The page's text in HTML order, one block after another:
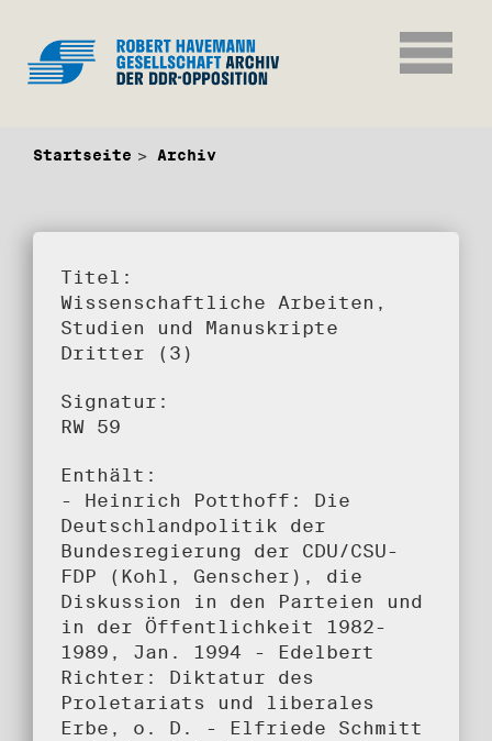
Startseite Archiv
Titel:
Wissenschaftliche Arbeiten,
Studien und Manuskripte
Dritter (3)
Signatur:
RW 59
Enthält:
- Heinrich Potthoff: Die
Deutschlandpolitik der
Bundesregierung der CDU/CSU-
FDP (Kohl, Genscher), die
Diskussion in den Parteien und
in der Öffentlichkeit 1982-
1989, Jan. 1994 - Edelbert
Richter: Diktatur des
Proletariats und liberales
Erbe, o. D. - Elfriede Schmitt